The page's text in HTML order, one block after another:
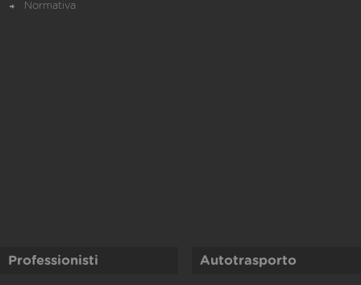
Normativa
Professionisti Autotrasporto